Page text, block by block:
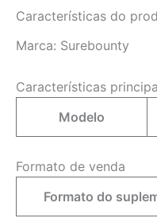
Características do
Marca: Surebounty
Características
Modelo
Formato de venda
Formato do